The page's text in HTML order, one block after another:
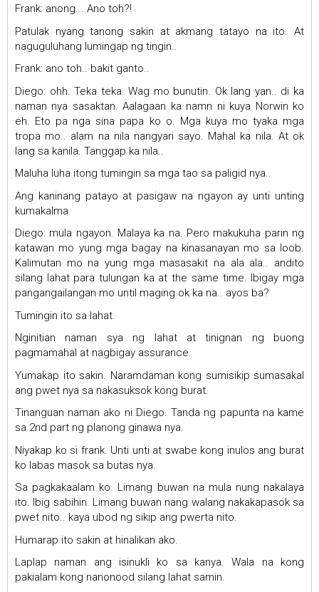
Frank: anong... Ano toh?!
Patulak nyang tanong sakin at akmang tatayo na ito. At
naguguluhang lumingap ng tingin..
Frank: ano toh.. bakit ganto..
Diego: ohh. Teka teka. Wag mo bunutin. Ok lang yan.. di ka
naman nya sasaktan. Aalagaan ka namn ni kuya Norwin ko
eh. Eto pa nga sina papa ko o. Mga kuya mo tyaka mga
tropa mo.. alam na nila nangyari sayo. Mahal ka nila. At ok
lang sa kanila. Tanggap ka nila..
Maluha luha itong tumingin sa mga tao sa paligid nya..
Ang kaninang patayo at pasigaw na ngayon ay unti unting
kumakalma.
Diego: mula ngayon. Malaya ka na. Pero makukuha parin ng
katawan mo yung mga bagay na kinasanayan mo sa loob.
Kalimutan mo na yung mga masasakit na ala ala.. andito
silang lahat para tulungan ka at the same time. Ibigay mga
pangangailangan mo until maging ok ka na.. ayos ba?
Tumingin ito sa lahat.
Nginitian naman sya ng lahat at tinignan ng buong
pagmamahal at nagbigay assurance.
Yumakap ito sakin. Naramdaman kong sumisikip sumasakal
ang pwet nya sa nakasuksok kong burat.
Tinanguan naman ako ni Diego. Tanda ng papunta na kame
sa 2nd part ng planong ginawa nya.
Niyakap ko si frank. Unti unti at swabe kong inulos ang burat
ko labas masok sa butas nya.
Sa pagkakaalam ko. Limang buwan na mula nung nakalaya
ito. Ibig sabihin. Limang buwan nang walang nakakapasok sa
pwet nito.. kaya ubod ng sikip ang pwerta nito.
Humarap ito sakin at hinalikan ako.
Laplap naman ang isinukli ko sa kanya. Wala na kong
pakialam kong nanonood silang lahat samin.